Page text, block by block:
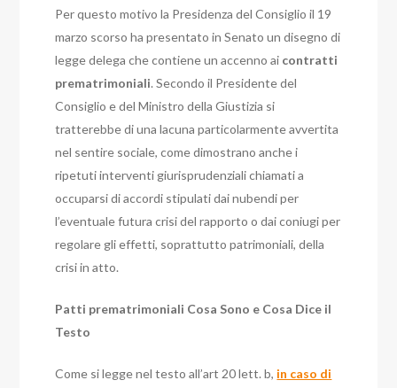
Per questo motivo la Presidenza del Consiglio il 19
marzo scorso ha presentato in Senato un disegno di
legge delega che contiene un accenno ai contratti
prematrimoniali. Secondo il Presidente del
Consiglio e del Ministro della Giustizia si
tratterebbe di una lacuna particolarmente avvertita
nel sentire sociale, come dimostrano anche i
ripetuti interventi giurisprudenziali chiamati a
occuparsi di accordi stipulati dai nubendi per
l’eventuale futura crisi del rapporto o dai coniugi per
regolare gli effetti, soprattutto patrimoniali, della
crisi in atto.
Patti prematrimoniali Cosa Sono e Cosa Dice il
Testo
Come si legge nel testo all’art 20 lett. b, in caso di